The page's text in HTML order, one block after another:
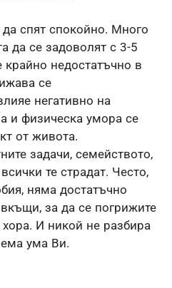
да спят спокойно. Много
да се задоволят с 3-5
недостатъчно в
се
негативно на
и физическа умора се
от живота.
задачи, семейството,
те страдат. Често,
няма достатъчно
за да се погрижите
И никой не разбира
ума Ви.